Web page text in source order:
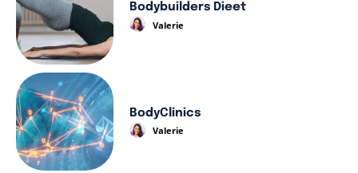
Bodybuilders Dieet
Valerie
BodyClinics
Valerie